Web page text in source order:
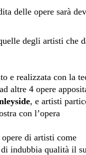
delle opere sarà
degli artisti che
e realizzata con la
altre 4 opere
, e artisti
con l’opera
di artisti come
di indubbia qualità il